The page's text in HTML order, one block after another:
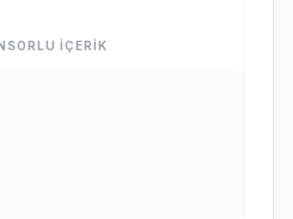
İÇERİK